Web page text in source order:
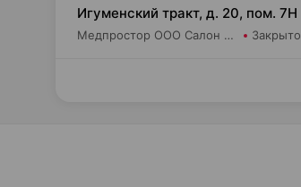
Игуменский тракт, д. 20, пом. 7Н
Медпростор ООО Салон медтехники и ортопедии №4 Закрыто